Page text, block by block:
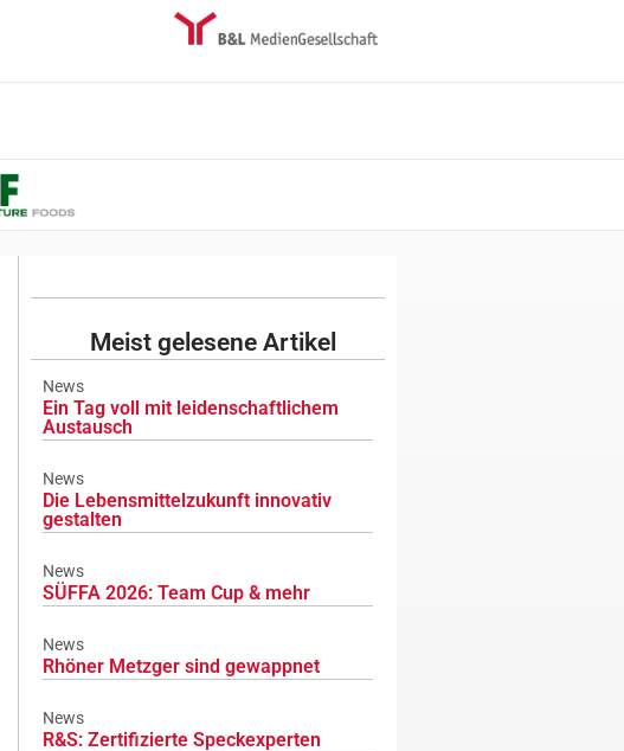
Meist gelesene Artikel
News
Ein Tag voll mit leidenschaftlichem
Austausch
News
Die Lebensmittelzukunft innovativ
gestalten
News
SÜFFA 2026: Team Cup & mehr
News
Rhöner Metzger sind gewappnet
News
R&S: Zertifizierte Speckexperten